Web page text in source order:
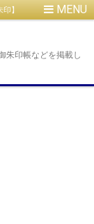
】
朱印帳などを掲載し